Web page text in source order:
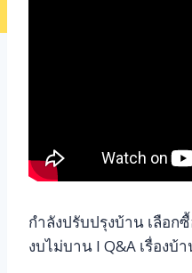
กำลังปรับปรุงบ้าน เลือก
งบไม่บาน l Q&A เรื่องบ้